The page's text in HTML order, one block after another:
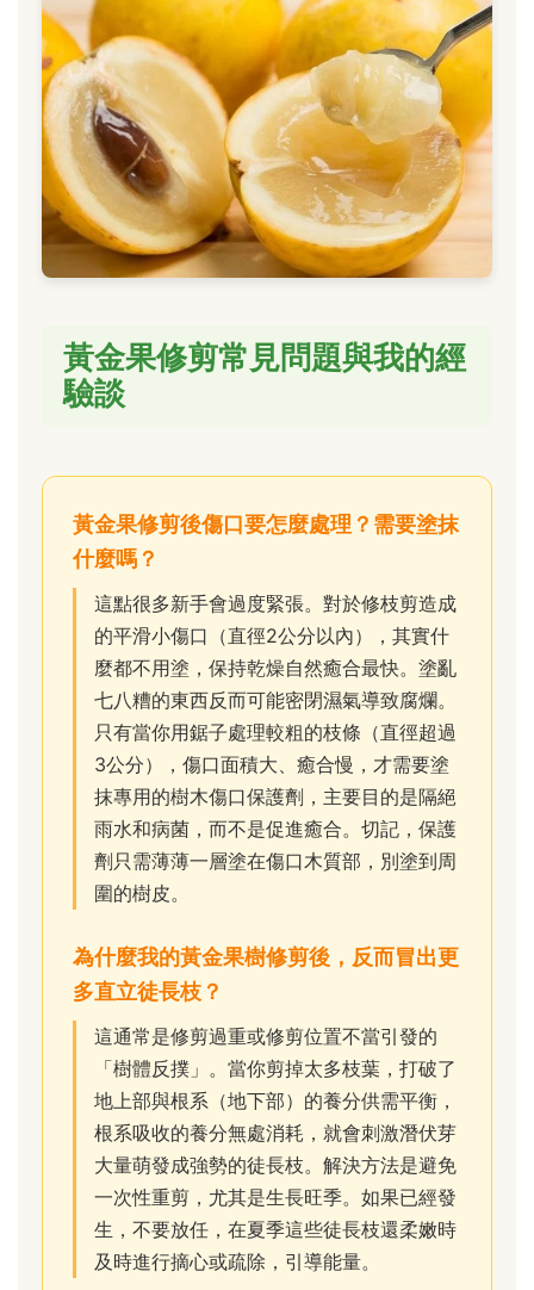
黃金果修剪常見問題與我的經
驗談
黃金果修剪後傷口要怎麼處理？需要塗抹
什麼嗎？
這點很多新手會過度緊張。對於修枝剪造成
的平滑小傷口（直徑2公分以內），其實什
麼都不用塗，保持乾燥自然癒合最快。塗亂
七八糟的東西反而可能密閉濕氣導致腐爛。
只有當你用鋸子處理較粗的枝條（直徑超過
3公分），傷口面積大、癒合慢，才需要塗
抹專用的樹木傷口保護劑，主要目的是隔絕
雨水和病菌，而不是促進癒合。切記，保護
劑只需薄薄一層塗在傷口木質部，別塗到周
圍的樹皮。
為什麼我的黃金果樹修剪後，反而冒出更
多直立徒長枝？
這通常是修剪過重或修剪位置不當引發的
「樹體反撲」。當你剪掉太多枝葉，打破了
地上部與根系（地下部）的養分供需平衡，
根系吸收的養分無處消耗，就會刺激潛伏芽
大量萌發成強勢的徒長枝。解決方法是避免
一次性重剪，尤其是生長旺季。如果已經發
生，不要放任，在夏季這些徒長枝還柔嫩時
及時進行摘心或疏除，引導能量。